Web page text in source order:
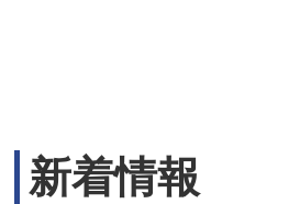
新着情報